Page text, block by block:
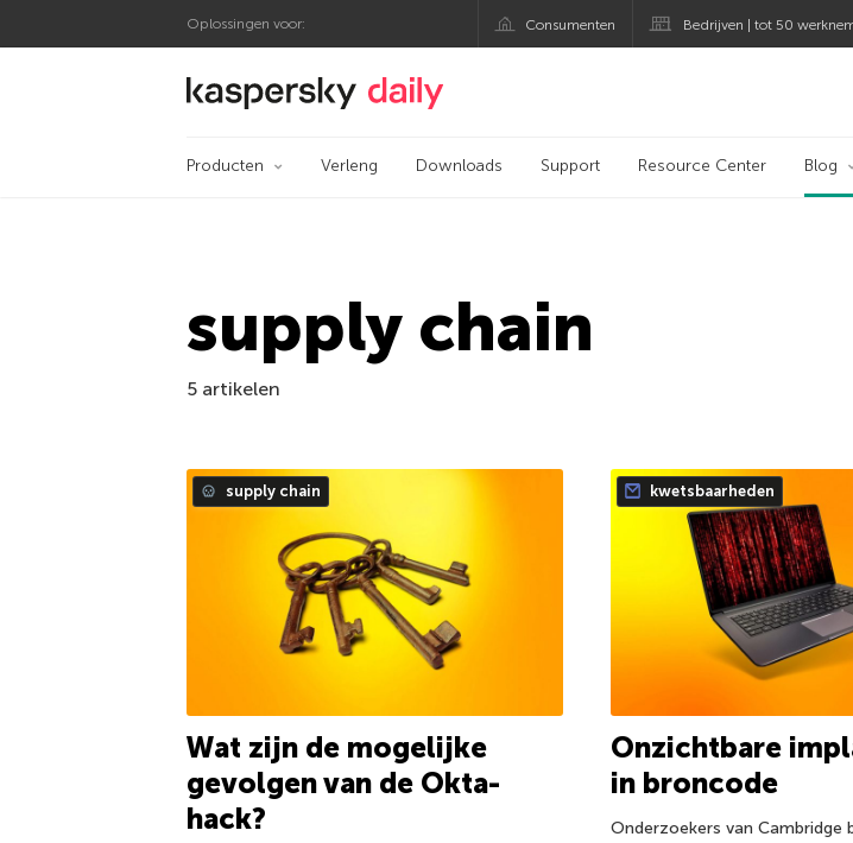
Oplossingen voor: Consumenten Bedrijven | tot 50
Kaspersky official blog
Producten Verleng Downloads Support Resource Center Blog
supply chain
5 artikelen
supply chain
Wat zijn de mogelijke
gevolgen van de Okta-
hack?
kwetsbaarheden
Onzichtbare
in broncode
Onderzoekers van Cambridge